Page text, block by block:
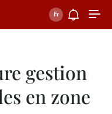
gestion
en zone